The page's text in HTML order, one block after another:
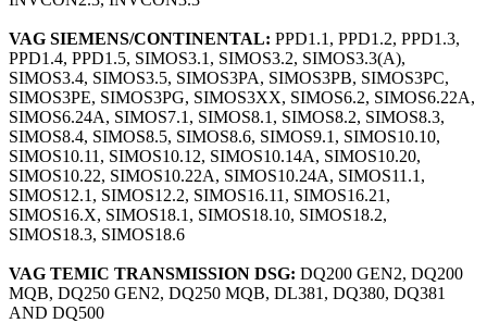
VAG SIEMENS/CONTINENTAL: PPD1.1, PPD1.2, PPD1.3,
PPD1.4, PPD1.5, SIMOS3.1, SIMOS3.2, SIMOS3.3(A),
SIMOS3.4, SIMOS3.5, SIMOS3PA, SIMOS3PB, SIMOS3PC,
SIMOS3PE, SIMOS3PG, SIMOS3XX, SIMOS6.2, SIMOS6.22A,
SIMOS6.24A, SIMOS7.1, SIMOS8.1, SIMOS8.2, SIMOS8.3,
SIMOS8.4, SIMOS8.5, SIMOS8.6, SIMOS9.1, SIMOS10.10,
SIMOS10.11, SIMOS10.12, SIMOS10.14A, SIMOS10.20,
SIMOS10.22, SIMOS10.22A, SIMOS10.24A, SIMOS11.1,
SIMOS12.1, SIMOS12.2, SIMOS16.11, SIMOS16.21,
SIMOS16.X, SIMOS18.1, SIMOS18.10, SIMOS18.2,
SIMOS18.3, SIMOS18.6
VAG TEMIC TRANSMISSION DSG: DQ200 GEN2, DQ200
MQB, DQ250 GEN2, DQ250 MQB, DL381, DQ380, DQ381
AND DQ500